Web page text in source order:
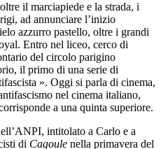
il marciapiede e la strada, i
ad annunciare l’inizio
azzurro pastello, oltre i grandi
Entro nel liceo, cerco di
del circolo parigino
il primo di una serie di
». Oggi si parla di cinema,
nel cinema italiano,
a una quinta superiore.
intitolato a Carlo e a
di Cagoule nella primavera del